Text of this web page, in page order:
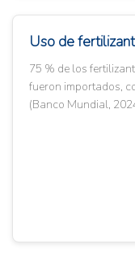
Uso de
75 % de los
fueron importados,
(Banco Mundial,